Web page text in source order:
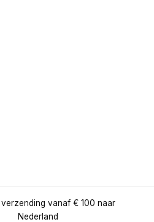
verzending vanaf € 100 naar
Nederland